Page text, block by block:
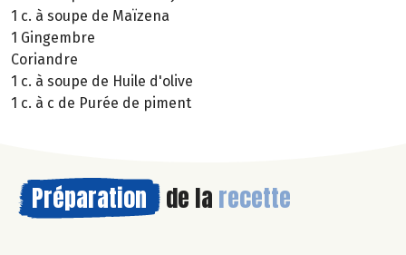
1 c. à soupe de Maïzena
1 Gingembre
Coriandre
1 c. à soupe de Huile d'olive
1 c. à c de Purée de piment
Préparation de la recette